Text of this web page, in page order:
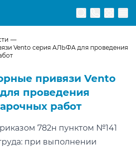
страницу
Vento серия АЛЬФА для проведения
привязи Vento
проведения
работ
782н пунктом №141
при выполнении